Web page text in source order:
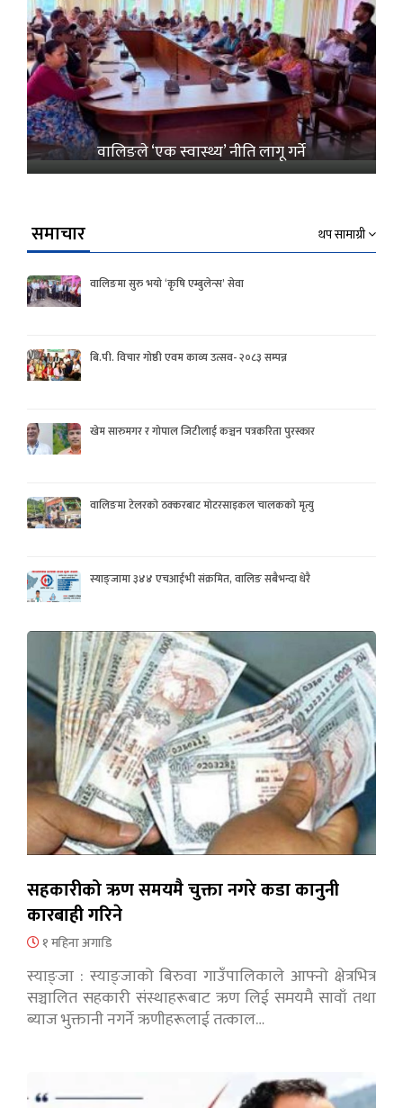
वालिङले ‘एक स्वास्थ्य’ नीति लागू गर्ने
समाचार थप सामाग्री
वालिङमा सुरु भयो ‘कृषि एम्बुलेन्स’ सेवा
बि.पी. विचार गोष्ठी एवम काव्य उत्सव- २०८३ सम्पन्न
खेम सारुमगर र गोपाल जिटीलाई कञ्चन पत्रकरिता पुरस्कार
वालिङमा टेलरको ठक्करबाट मोटरसाइकल चालकको मृत्यु
स्याङ्जामा ३४४ एचआईभी संक्रमित, वालिङ सबैभन्दा धेरै
सहकारीको ऋण समयमै चुक्ता नगरे कडा कानुनी
कारबाही गरिने
१ महिना अगाडि
स्याङ्जा : स्याङ्जाको बिरुवा गाउँपालिकाले आफ्नो क्षेत्रभित्र
सञ्चालित सहकारी संस्थाहरूबाट ऋण लिई समयमै सावाँ तथा
ब्याज भुक्तानी नगर्ने ऋणीहरूलाई तत्काल…